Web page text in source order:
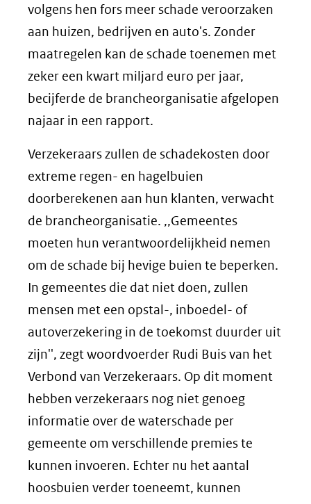
volgens hen fors meer schade veroorzaken
aan huizen, bedrijven en auto's. Zonder
maatregelen kan de schade toenemen met
zeker een kwart miljard euro per jaar,
becijferde de brancheorganisatie afgelopen
najaar in een rapport.
Verzekeraars zullen de schadekosten door
extreme regen- en hagelbuien
doorberekenen aan hun klanten, verwacht
de brancheorganisatie. ,,Gemeentes
moeten hun verantwoordelijkheid nemen
om de schade bij hevige buien te beperken.
In gemeentes die dat niet doen, zullen
mensen met een opstal-, inboedel- of
autoverzekering in de toekomst duurder uit
zijn'', zegt woordvoerder Rudi Buis van het
Verbond van Verzekeraars. Op dit moment
hebben verzekeraars nog niet genoeg
informatie over de waterschade per
gemeente om verschillende premies te
kunnen invoeren. Echter nu het aantal
hoosbuien verder toeneemt, kunnen